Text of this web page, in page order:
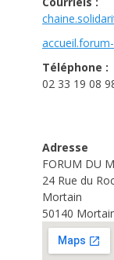
Téléphone :
02 33 19 08
Adresse
FORUM DU
24 Rue du
Mortain
50140